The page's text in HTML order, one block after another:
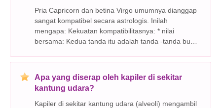
Pria Capricorn dan betina Virgo umumnya dianggap
sangat kompatibel secara astrologis. Inilah
mengapa: Kekuatan kompatibilitasnya: * nilai
bersama: Kedua tanda itu adalah tanda -tanda bumi,
yang sama seperti kerja keras, disiplin, dan stabilitas
Apa yang diserap oleh kapiler di sekitar
kantung udara?
Kapiler di sekitar kantung udara (alveoli) mengambil